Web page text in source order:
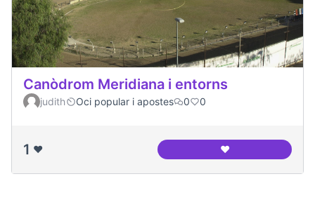
Canòdrom Meridiana i entorns
judith Oci popular i apostes 0 0
1 ❤️ ❤️Canòdrom